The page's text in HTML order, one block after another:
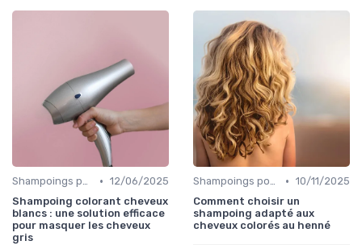
Shampoings pour Cheveux Colorés • 12/06/2025
Shampoing colorant cheveux
blancs : une solution efficace
pour masquer les cheveux
gris
Shampoings pour Cheveux Colorés • 10/11/2025
Comment choisir un
shampoing adapté aux
cheveux colorés au henné